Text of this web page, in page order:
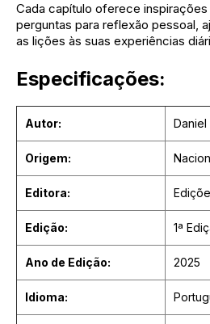
Cada capítulo oferece
perguntas para reflexão pessoal,
as lições às suas experiências
Especificações:
Autor: Daniel
Origem:
Editora:
Edição: 1ª
Ano de Edição: 2025
Idioma: